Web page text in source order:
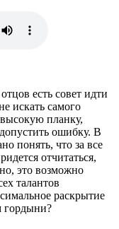
есть совет идти
искать самого
планку,
ошибку. В
понять, что за все
отчитаться,
это возможно
талантов
раскрытие
гордыни?